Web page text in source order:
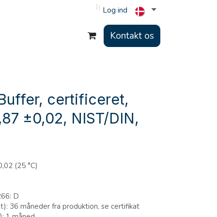
Log ind
Kontakt os
certificeret,
±0,02, NIST/DIN,
(25 °C)
D
36 måneder fra produktion, se certifikat